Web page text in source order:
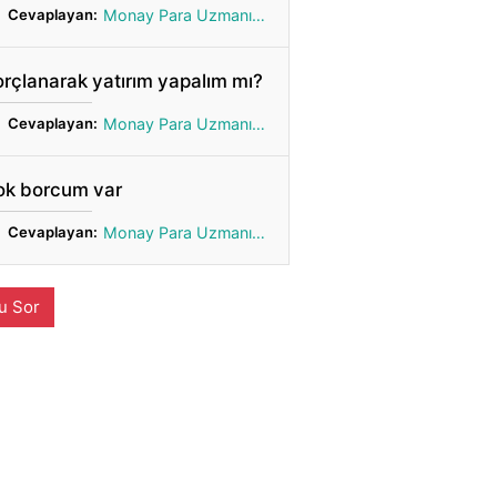
Cevaplayan: Monay Para Uzmanı Gönül
yatırım yapalım mı?
Cevaplayan: Monay Para Uzmanı Gönül
borcum var
Cevaplayan: Monay Para Uzmanı Gönül
Sor